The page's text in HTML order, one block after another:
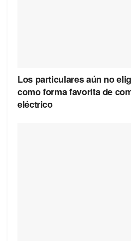
Los particulares aún no
como forma favorita de
eléctrico